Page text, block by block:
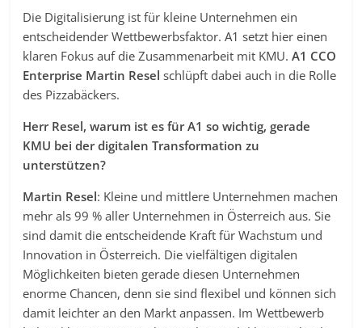
Die Digitalisierung ist für kleine Unternehmen ein
entscheidender Wettbewerbsfaktor. A1 setzt hier einen
klaren Fokus auf die Zusammenarbeit mit KMU.A1 CCO
Enterprise Martin Resel schlüpft dabei auch in die Rolle
des Pizzabäckers.
Herr Resel, warum ist es für A1 so wichtig, gerade
KMU bei der digitalen Transformation zu
unterstützen?
Martin Resel: Kleine und mittlere Unternehmen machen
mehr als 99 % aller Unternehmen in Österreich aus. Sie
sind damit die entscheidende Kraft für Wachstum und
Innovation in Österreich. Die vielfältigen digitalen
Möglichkeiten bieten gerade diesen Unternehmen
enorme Chancen, denn sie sind flexibel und können sich
damit leichter an den Markt anpassen. Im Wettbewerb